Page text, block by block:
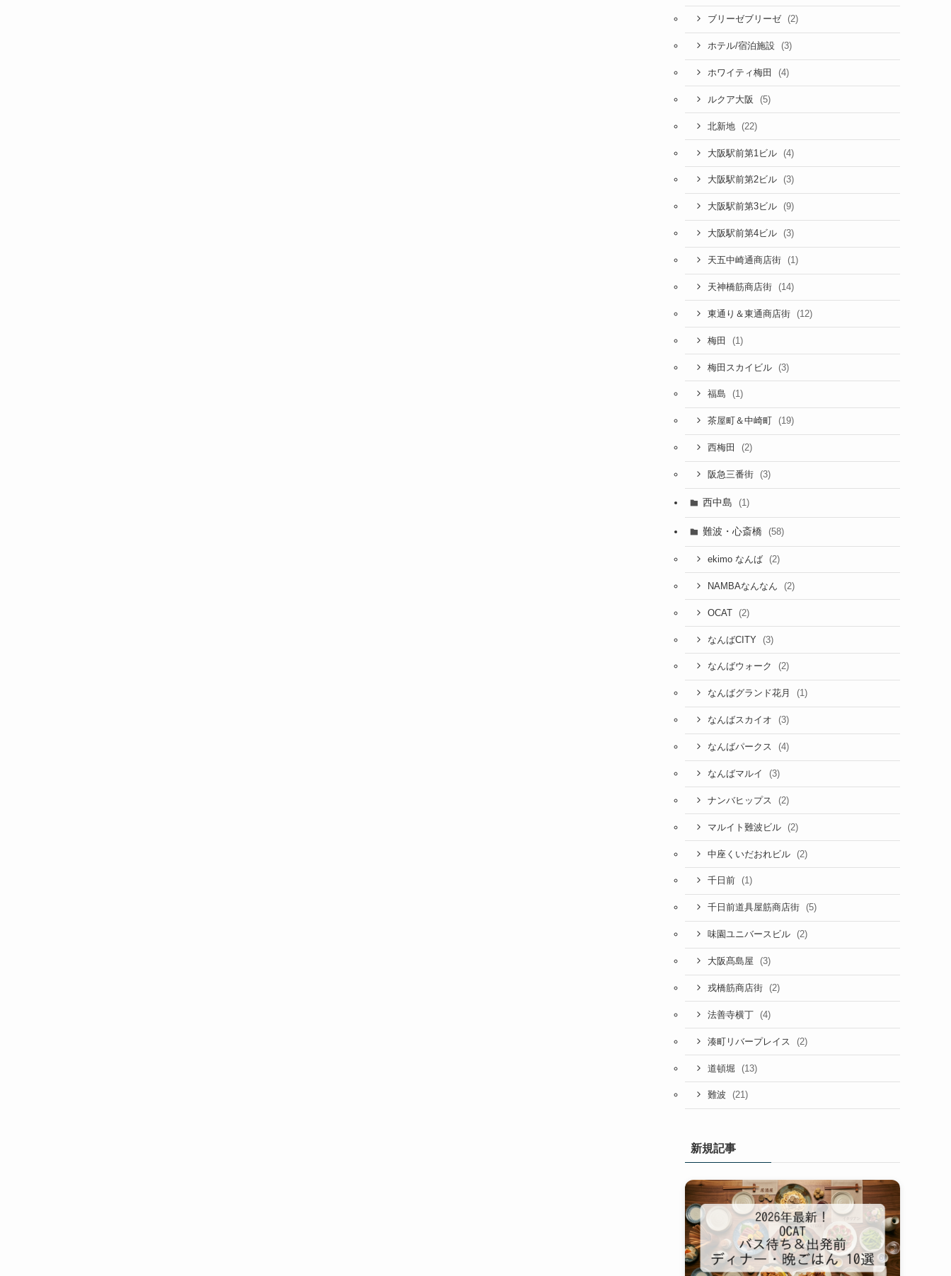
ブリーゼブリーゼ (2)
ホテル/宿泊施設 (3)
ホワイティ梅田 (4)
ルクア大阪 (5)
北新地 (22)
大阪駅前第1ビル (4)
大阪駅前第2ビル (3)
大阪駅前第3ビル (9)
大阪駅前第4ビル (3)
天五中崎通商店街 (1)
天神橋筋商店街 (14)
東通り＆東通商店街 (12)
梅田 (1)
梅田スカイビル (3)
福島 (1)
茶屋町＆中崎町 (19)
西梅田 (2)
阪急三番街 (3)
西中島 (1)
難波・心斎橋 (58)
ekimo なんば (2)
NAMBAなんなん (2)
OCAT (2)
なんばCITY (3)
なんばウォーク (2)
なんばグランド花月 (1)
なんばスカイオ (3)
なんばパークス (4)
なんばマルイ (3)
ナンバヒップス (2)
マルイト難波ビル (2)
中座くいだおれビル (2)
千日前 (1)
千日前道具屋筋商店街 (5)
味園ユニバースビル (2)
大阪髙島屋 (3)
戎橋筋商店街 (2)
法善寺横丁 (4)
湊町リバープレイス (2)
道頓堀 (13)
難波 (21)
新規記事